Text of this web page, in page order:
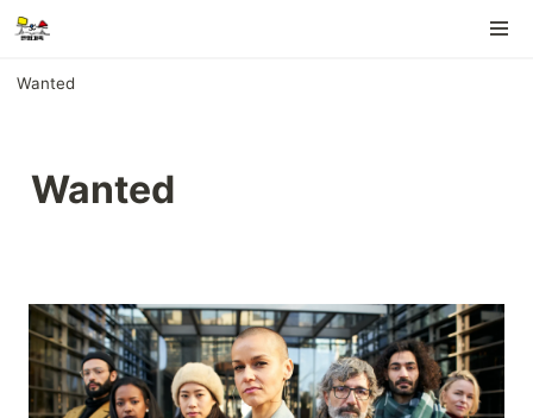
Wanted
Wanted